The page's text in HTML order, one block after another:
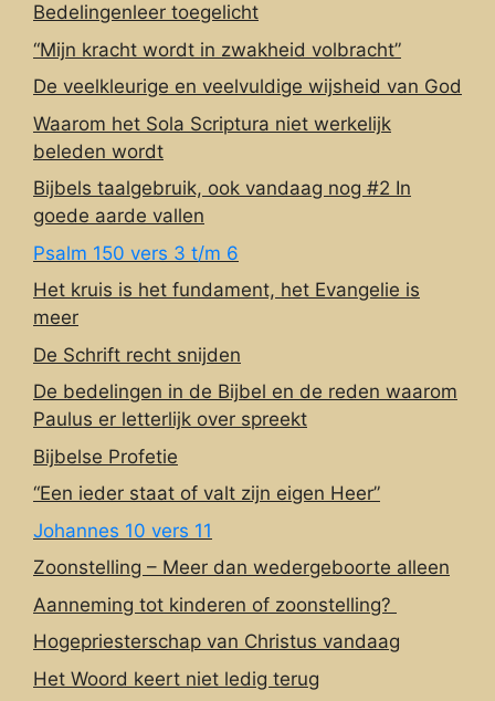
Bedelingenleer toegelicht
“Mijn kracht wordt in zwakheid volbracht”
De veelkleurige en veelvuldige wijsheid van God
Waarom het Sola Scriptura niet werkelijk
beleden wordt
Bijbels taalgebruik, ook vandaag nog #2 In
goede aarde vallen
Psalm 150 vers 3 t/m 6
Het kruis is het fundament, het Evangelie is
meer
De Schrift recht snijden
De bedelingen in de Bijbel en de reden waarom
Paulus er letterlijk over spreekt
Bijbelse Profetie
“Een ieder staat of valt zijn eigen Heer”
Johannes 10 vers 11
Zoonstelling – Meer dan wedergeboorte alleen
Aanneming tot kinderen of zoonstelling?
Hogepriesterschap van Christus vandaag
Het Woord keert niet ledig terug